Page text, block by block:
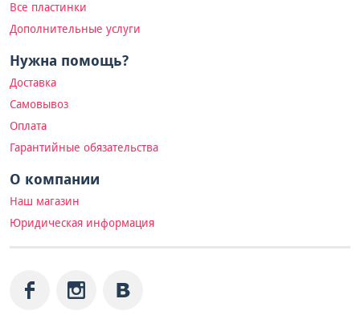
Все пластинки
Дополнительные услуги
Нужна помощь?
Доставка
Самовывоз
Оплата
Гарантийные обязательства
О компании
Наш магазин
Юридическая информация